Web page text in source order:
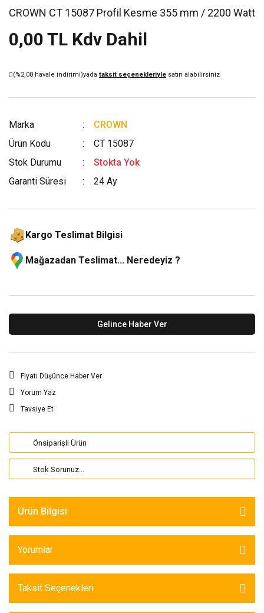
CROWN CT 15087 Profil Kesme 355 mm / 2200 Watt
0,00 TL Kdv Dahil
(%2,00 havale indirimi)yada taksit seçenekleriyle satın alabilirsiniz
Marka
CROWN
Ürün Kodu
CT 15087
Stok Durumu
Stokta Yok
Garanti Süresi
24 Ay
Kargo Teslimat Bilgisi
Mağazadan Teslimat... Neredeyiz ?
Gelince Haber Ver
Fiyatı Düşünce Haber Ver
Yorum Yaz
Tavsiye Et
Önsiparişli Ürün
Stok Sorunuz...
Ürün Bilgisi
Yorumlar
Taksit Seçenekleri